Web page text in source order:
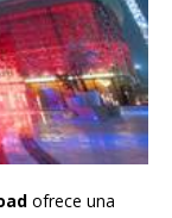
ofrece una